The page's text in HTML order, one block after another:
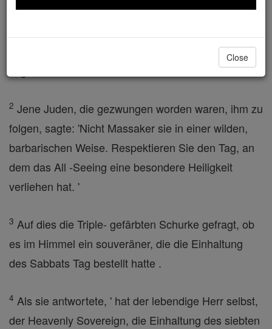
Nicanor gehört, dass Judas und seine Männer in
beschloss, sie anzugreifen, ohne Risiko, sich am
2 Jene Juden, die gezwungen worden waren, ihm zu
folgen, sagte: 'Nicht Massaker sie in einer wilden,
barbarischen Weise. Respektieren Sie den Tag, an
dem das All -Seeing eine besondere Heiligkeit
verliehen hat. '
3 Auf dies die Triple- gefärbten Schurke gefragt, ob
es im Himmel ein souveräner, die die Einhaltung
des Sabbats Tag bestellt hatte .
4 Als sie antwortete, ' hat der lebendige Herr selbst,
der Heavenly Sovereign, die Einhaltung des siebten
Close